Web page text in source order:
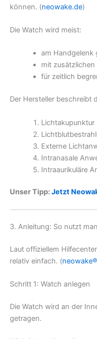
können. (neowake.de)
Die Watch wird meist:
am Handgelenk
mit
für zeitlich
Der Hersteller beschreibt
Lichtakupunktur
Externe
Intranasale
Intraaurikuläre
Unser Tipp:Jetzt
3. Anleitung: So nutzt
Laut offiziellem
relativ einfach. (
Schritt 1: Watch anlegen
Die Watch wird an der
getragen.